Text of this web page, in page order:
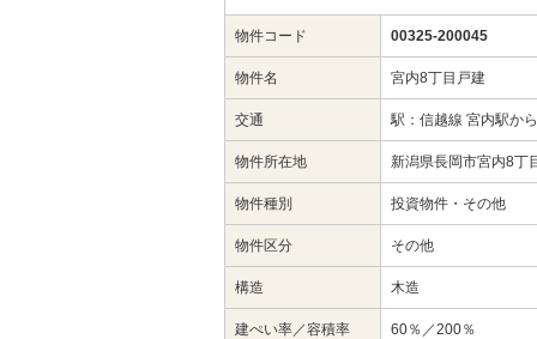
物件コード 00325-200045
物件名 宮内8丁目戸建
交通 駅：信越線 宮内駅か
物件所在地 新潟県長岡市宮内8丁
物件種別 投資物件・その他
物件区分 その他
構造 木造
建ぺい率／容積率 60％／200％